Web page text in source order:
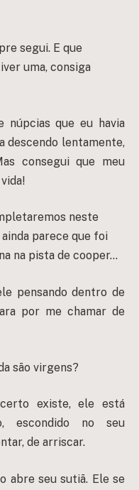
segui. E que
uma, consiga
que eu havia
descendo lentamente,
consegui que meu
neste
ainda parece que foi
na pista de cooper…
pensando dentro de
por me chamar de
são virgens?
existe, ele está
escondido no seu
de arriscar.
abre seu sutiã. Ele se